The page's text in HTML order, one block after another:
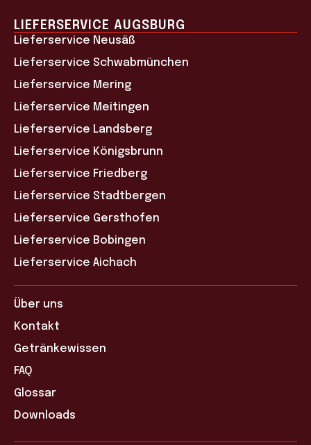
LIEFERSERVICE AUGSBURG
Lieferservice Neusäß
Lieferservice Schwabmünchen
Lieferservice Mering
Lieferservice Meitingen
Lieferservice Landsberg
Lieferservice Königsbrunn
Lieferservice Friedberg
Lieferservice Stadtbergen
Lieferservice Gersthofen
Lieferservice Bobingen
Lieferservice Aichach
Über uns
Kontakt
Getränkewissen
FAQ
Glossar
Downloads